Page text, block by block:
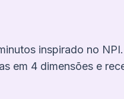
inspirado no
em 4 dimensões e